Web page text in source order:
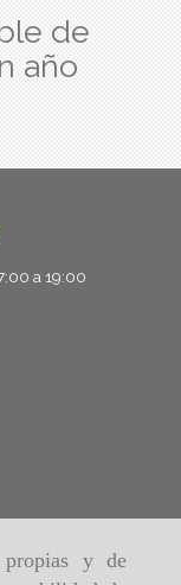
y de
de
año
a 19:00